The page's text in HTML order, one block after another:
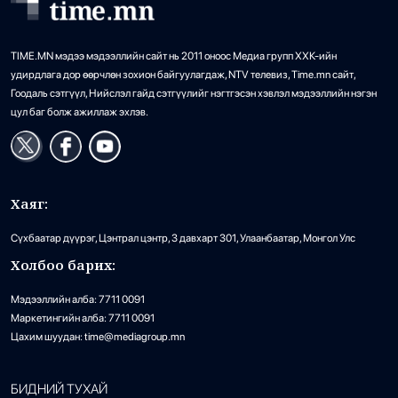
TIME.MN мэдээ мэдээллийн сайт нь 2011 оноос Медиа групп ХХК-ийн
удирдлага дор өөрчлөн зохион байгуулагдаж, NTV телевиз, Time.mn сайт,
Гоодаль сэтгүүл, Нийслэл гайд сэтгүүлийг нэгтгэсэн хэвлэл мэдээллийн нэгэн
цул баг болж ажиллаж эхлэв.
Хаяг:
Сүхбаатар дүүрэг, Цэнтрал цэнтр, 3 давхарт 301, Улаанбаатар, Монгол Улс
Холбоо барих:
Мэдээллийн алба: 7711 0091
Маркетингийн алба: 7711 0091
Цахим шуудан: time@mediagroup.mn
БИДНИЙ ТУХАЙ